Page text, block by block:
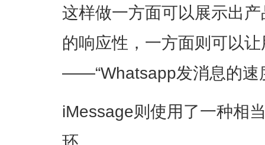
这样做一方面可以展示出
的响应性，一方面则可以
——“Whatsapp发消息的速
iMessage则使用了一种相